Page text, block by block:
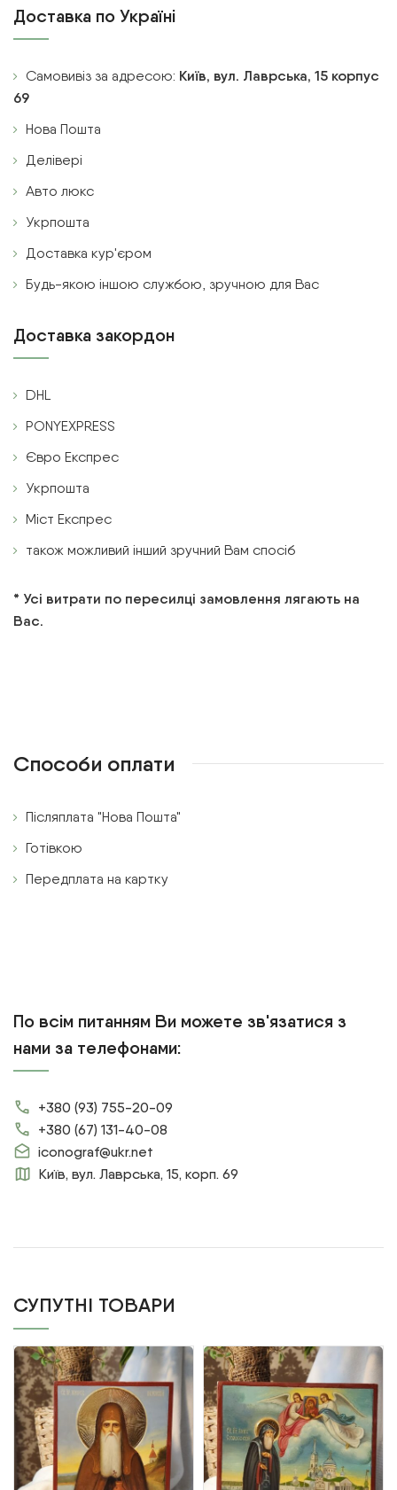
Доставка по Україні
Самовивіз за адресою: Київ, вул. Лаврська, 15 корпус
69
Нова Пошта
Делівері
Авто люкс
Укрпошта
Доставка кур'єром
Будь-якою іншою службою, зручною для Вас
Доставка закордон
DHL
PONYEXPRESS
Євро Експрес
Укрпошта
Міст Експрес
також можливий інший зручний Вам спосіб
* Усі витрати по пересилці замовлення лягають на
Вас.
Способи оплати
Післяплата "Нова Пошта"
Готівкою
Передплата на картку
По всім питанням Ви можете зв'язатися з
нами за телефонами:
+380 (93) 755-20-09
+380 (67) 131-40-08
iconograf@ukr.net
Київ, вул. Лаврська, 15, корп. 69
СУПУТНІ ТОВАРИ